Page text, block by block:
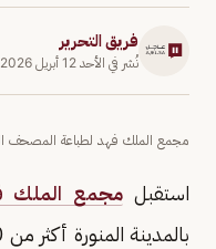
فريق التحرير
نُشر في الأحد 12 أبريل 2026
مجمع الملك فهد لطباعة المصحف
استقبلمجمع الملك